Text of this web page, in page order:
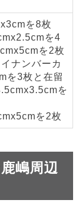
を8枚
を4
を2枚
ナンバーカ
を3枚と在留
を
を2枚
嶋周辺